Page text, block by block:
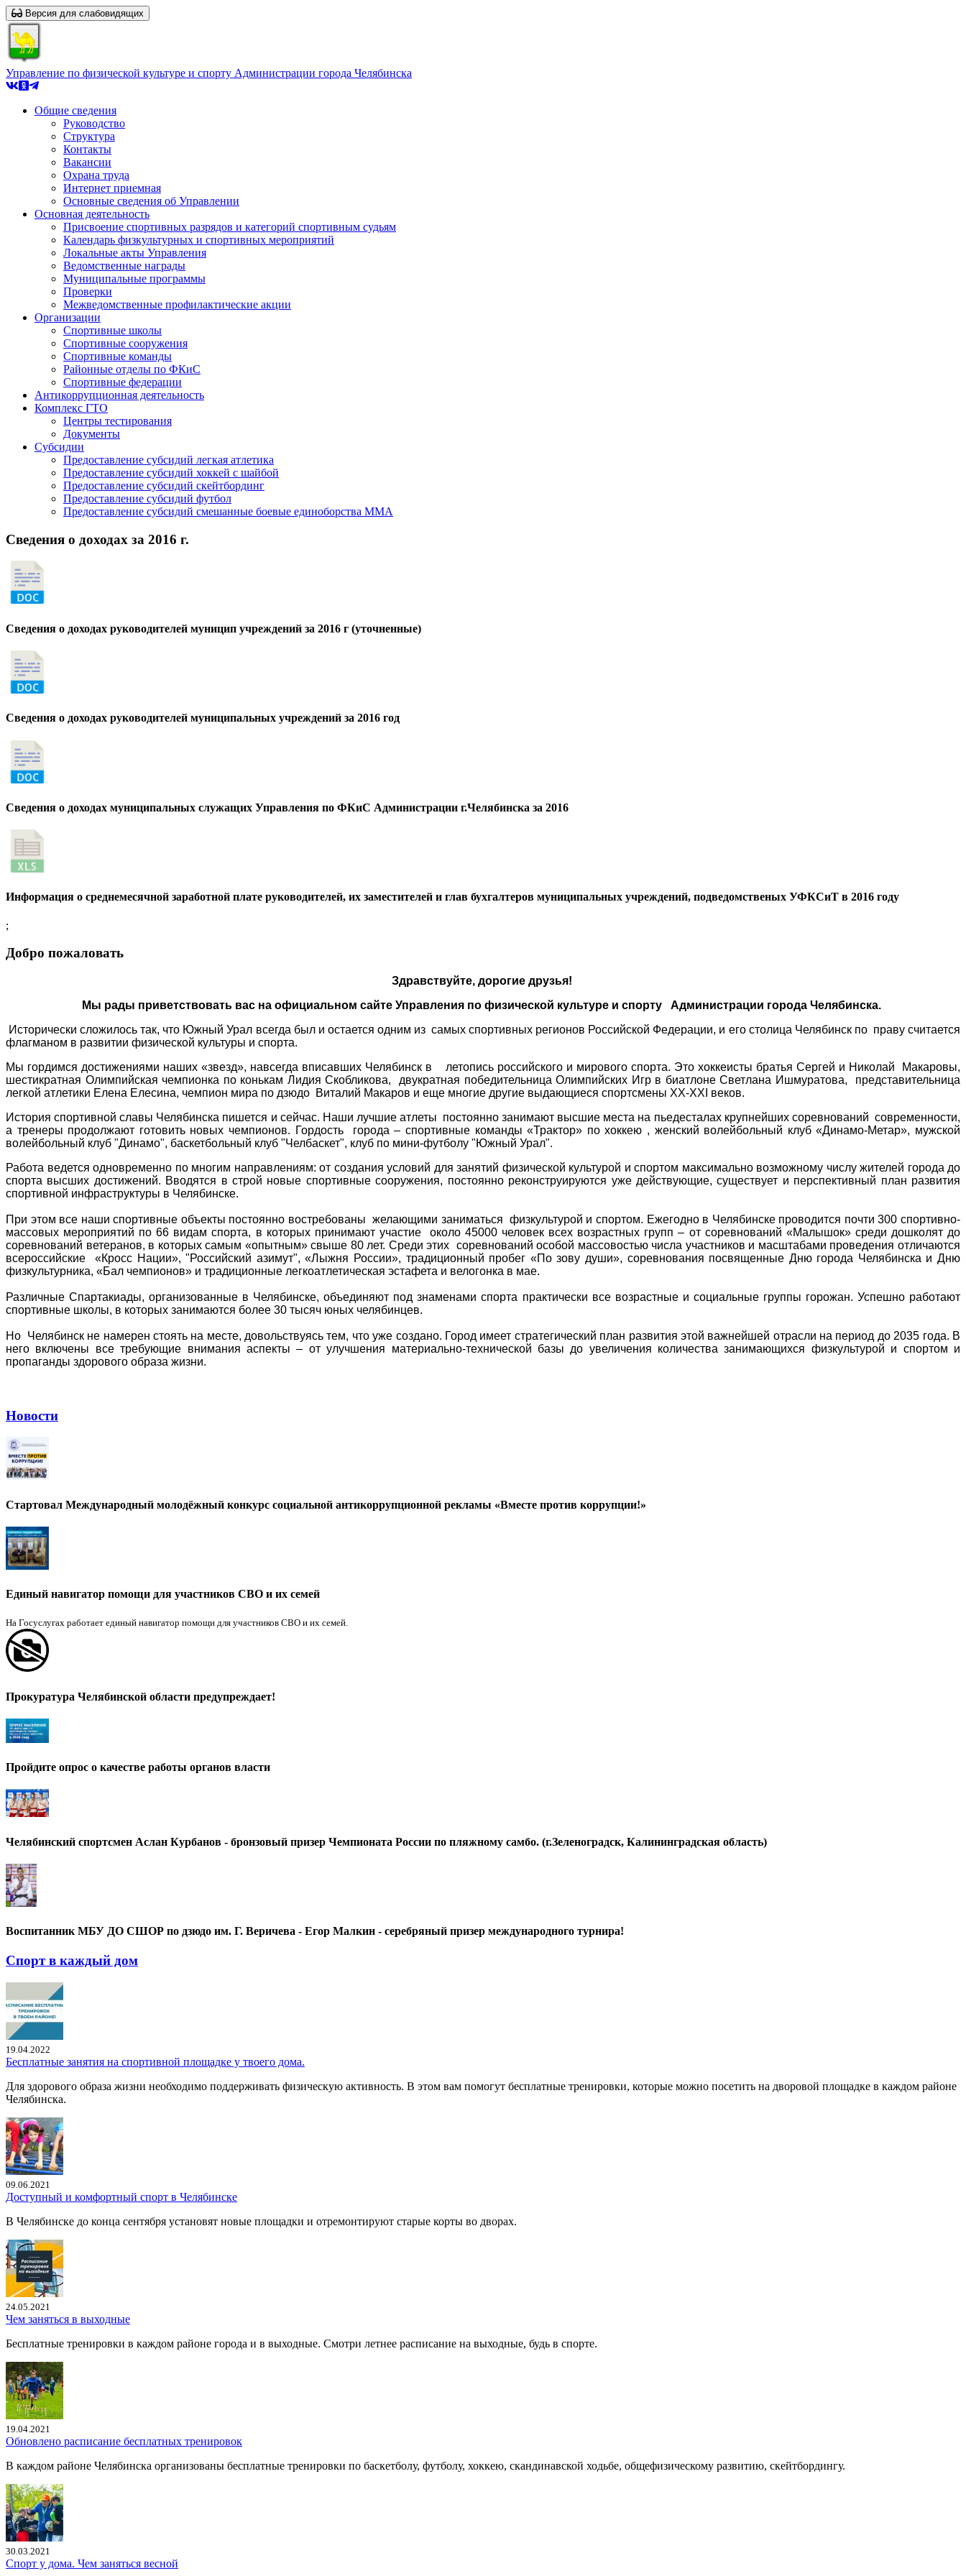
Версия для слабовидящих
Управление по физической культуре и спорту Администрации города Челябинска
Общие сведения
Руководство
Структура
Контакты
Вакансии
Охрана труда
Интернет приемная
Основные сведения об Управлении
Основная деятельность
Присвоение спортивных разрядов и категорий спортивным судьям
Календарь физкультурных и спортивных мероприятий
Локальные акты Управления
Ведомственные награды
Муниципальные программы
Проверки
Межведомственные профилактические акции
Организации
Спортивные школы
Спортивные сооружения
Спортивные команды
Районные отделы по ФКиС
Спортивные федерации
Антикоррупционная деятельность
Комплекс ГТО
Центры тестирования
Документы
Субсидии
Предоставление субсидий легкая атлетика
Предоставление субсидий хоккей с шайбой
Предоставление субсидий скейтбординг
Предоставление субсидий футбол
Предоставление субсидий смешанные боевые единоборства ММА
Сведения о доходах за 2016 г.
Сведения о доходах руководителей муницип учреждений за 2016 г (уточненные)
Сведения о доходах руководителей муниципальных учреждений за 2016 год
Сведения о доходах муниципальных служащих Управления по ФКиС Администрации г.Челябинска за 2016
Информация о среднемесячной заработной плате руководителей, их заместителей и глав бухгалтеров муниципальных учреждений, подведомственых УФКСиТ в 2016 году
;
Добро пожаловать
Здравствуйте, дорогие друзья!
Мы рады приветствовать вас на официальном сайте Управления по физической культуре и спорту Администрации города Челябинска.
Исторически сложилось так, что Южный Урал всегда был и остается одним из самых спортивных регионов Российской Федерации, и его столица Челябинск по праву считается
флагманом в развитии физической культуры и спорта.
Мы гордимся достижениями наших «звезд», навсегда вписавших Челябинск в летопись российского и мирового спорта. Это хоккеисты братья Сергей и Николай Макаровы,
шестикратная Олимпийская чемпионка по конькам Лидия Скобликова, двукратная победительница Олимпийских Игр в биатлоне Светлана Ишмуратова, представительница
легкой атлетики Елена Елесина, чемпион мира по дзюдо Виталий Макаров и еще многие другие выдающиеся спортсмены ХХ-ХХI веков.
История спортивной славы Челябинска пишется и сейчас. Наши лучшие атлеты постоянно занимают высшие места на пьедесталах крупнейших соревнований современности,
а тренеры продолжают готовить новых чемпионов. Гордость города – спортивные команды «Трактор» по хоккею , женский волейбольный клуб «Динамо-Метар», мужской
волейбольный клуб "Динамо", баскетбольный клуб "Челбаскет", клуб по мини-футболу "Южный Урал".
Работа ведется одновременно по многим направлениям: от создания условий для занятий физической культурой и спортом максимально возможному числу жителей города до
спорта высших достижений. Вводятся в строй новые спортивные сооружения, постоянно реконструируются уже действующие, существует и перспективный план развития
спортивной инфраструктуры в Челябинске.
При этом все наши спортивные объекты постоянно востребованы желающими заниматься физкультурой и спортом. Ежегодно в Челябинске проводится почти 300 спортивно-
массовых мероприятий по 66 видам спорта, в которых принимают участие около 45000 человек всех возрастных групп – от соревнований «Малышок» среди дошколят до
соревнований ветеранов, в которых самым «опытным» свыше 80 лет. Среди этих соревнований особой массовостью числа участников и масштабами проведения отличаются
всероссийские «Кросс Нации», "Российский азимут", «Лыжня России», традиционный пробег «По зову души», соревнования посвященные Дню города Челябинска и Дню
физкультурника, «Бал чемпионов» и традиционные легкоатлетическая эстафета и велогонка в мае.
Различные Спартакиады, организованные в Челябинске, объединяют под знаменами спорта практически все возрастные и социальные группы горожан. Успешно работают
спортивные школы, в которых занимаются более 30 тысяч юных челябинцев.
Но Челябинск не намерен стоять на месте, довольствуясь тем, что уже создано. Город имеет стратегический план развития этой важнейшей отрасли на период до 2035 года. В
него включены все требующие внимания аспекты – от улучшения материально-технической базы до увеличения количества занимающихся физкультурой и спортом и
пропаганды здорового образа жизни.
Новости
Стартовал Международный молодёжный конкурс социальной антикоррупционной рекламы «Вместе против коррупции!»
Единый навигатор помощи для участников СВО и их семей
На Госуслугах работает единый навигатор помощи для участников СВО и их семей.
Прокуратура Челябинской области предупреждает!
Пройдите опрос о качестве работы органов власти
Челябинский спортсмен Аслан Курбанов - бронзовый призер Чемпионата России по пляжному самбо. (г.Зеленоградск, Калининградская область)
Воспитанник МБУ ДО СШОР по дзюдо им. Г. Веричева - Егор Малкин - серебряный призер международного турнира!
Спорт в каждый дом
19.04.2022
Бесплатные занятия на спортивной площадке у твоего дома.
Для здорового образа жизни необходимо поддерживать физическую активность. В этом вам помогут бесплатные тренировки, которые можно посетить на дворовой площадке в каждом районе
Челябинска.
09.06.2021
Доступный и комфортный спорт в Челябинске
В Челябинске до конца сентября установят новые площадки и отремонтируют старые корты во дворах.
24.05.2021
Чем заняться в выходные
Бесплатные тренировки в каждом районе города и в выходные. Смотри летнее расписание на выходные, будь в спорте.
19.04.2021
Обновлено расписание бесплатных тренировок
В каждом районе Челябинска организованы бесплатные тренировки по баскетболу, футболу, хоккею, скандинавской ходьбе, общефизическому развитию, скейтбордингу.
30.03.2021
Спорт у дома. Чем заняться весной